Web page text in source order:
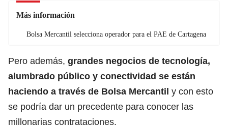
Más información
Bolsa Mercantil selecciona operador para el PAE de Cartagena
Pero además, grandes negocios de tecnología,
alumbrado público y conectividad se están
haciendo a través de Bolsa Mercantil y con esto
se podría dar un precedente para conocer las
millonarias contrataciones.